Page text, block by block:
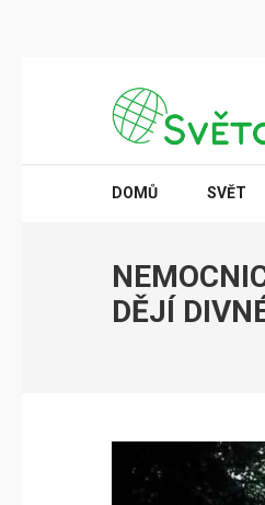
DOMŮ SVĚT
DĚJÍ